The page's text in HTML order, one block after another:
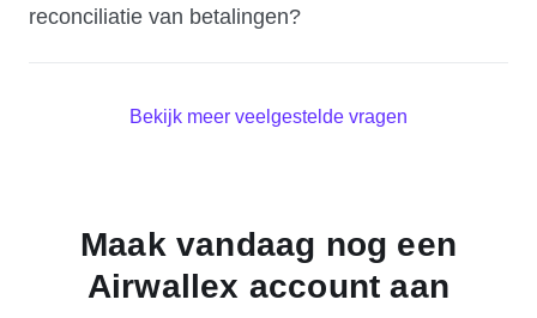
reconciliatie van betalingen?
Bekijk meer veelgestelde vragen
Maak vandaag nog een
Airwallex account aan